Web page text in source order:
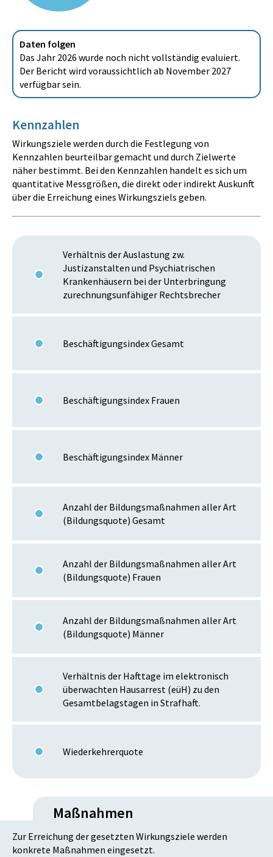
Daten folgen
Das Jahr 2026 wurde noch nicht vollständig evaluiert.
Der Bericht wird voraussichtlich ab November 2027
verfügbar sein.
Kennzahlen
Wirkungsziele werden durch die Festlegung von
Kennzahlen beurteilbar gemacht und durch Zielwerte
näher bestimmt. Bei den Kennzahlen handelt es sich um
quantitative Messgrößen, die direkt oder indirekt Auskunft
über die Erreichung eines Wirkungsziels geben.
Verhältnis der Auslastung zw.
Justizanstalten und Psychiatrischen
Krankenhäusern bei der Unterbringung
zurechnungsunfähiger Rechtsbrecher
Beschäftigungsindex Gesamt
Beschäftigungsindex Frauen
Beschäftigungsindex Männer
Anzahl der Bildungsmaßnahmen aller Art
(Bildungsquote) Gesamt
Anzahl der Bildungsmaßnahmen aller Art
(Bildungsquote) Frauen
Anzahl der Bildungsmaßnahmen aller Art
(Bildungsquote) Männer
Verhältnis der Hafttage im elektronisch
überwachten Hausarrest (eüH) zu den
Gesamtbelagstagen in Strafhaft.
Wiederkehrerquote
Maßnahmen
Zur Erreichung der gesetzten Wirkungsziele werden
konkrete Maßnahmen eingesetzt.